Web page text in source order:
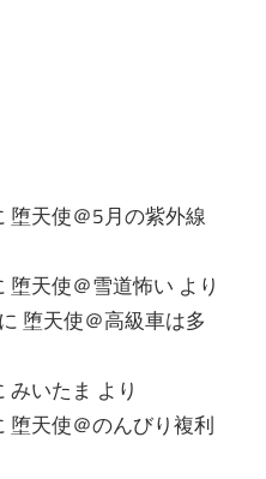
堕天使＠5月の紫外線
堕天使＠雪道怖い より
に堕天使＠高級車は多
みいたま より
堕天使＠のんびり複利